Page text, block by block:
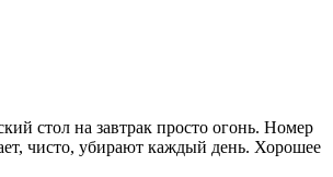
стол на завтрак просто огонь. Номер
чисто, убирают каждый день. Хорошее